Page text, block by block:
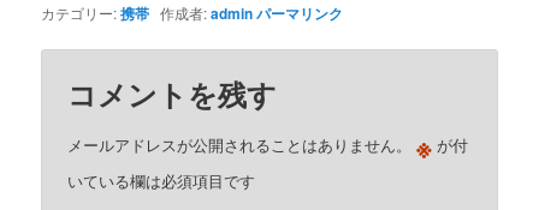
カテゴリー:携帯 作成者:adminパーマリンク
コメントを残す
メールアドレスが公開されることはありません。 ※ が付
いている欄は必須項目です